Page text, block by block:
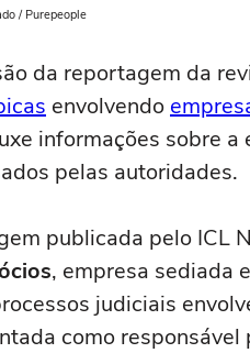
/ Purepeople
da reportagem da
envolvendo
informações sobre
pelas autoridades.
publicada pelo ICL
, empresa sediada
judiciais
como responsável